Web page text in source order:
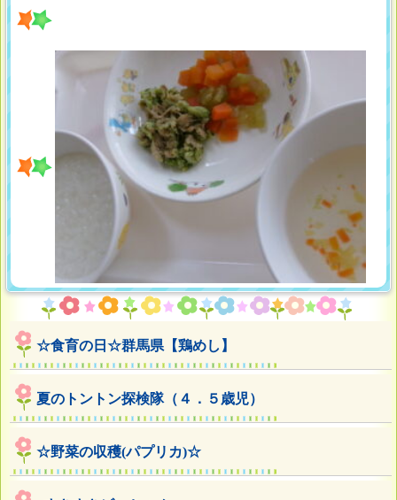
☆食育の日☆群馬県【鶏めし】
夏のトントン探検隊（４．５歳児）
☆野菜の収穫(パプリカ)☆